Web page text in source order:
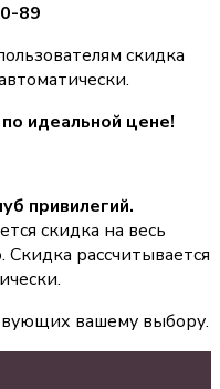
89
скидка
идеальной цене!
привилегий.
скидка на весь
Скидка рассчитывается
вашему выбору.